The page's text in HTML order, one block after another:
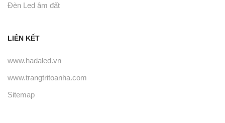
Đèn Led âm đất
LIÊN KẾT
www.hadaled.vn
www.trangtritoanha.com
Sitemap